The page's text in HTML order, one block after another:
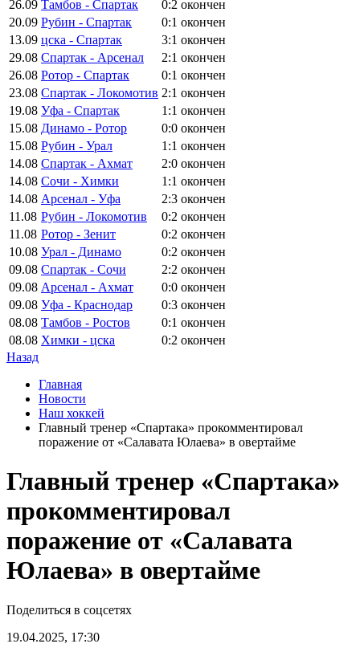
26.09 Тамбов - Спартак 0:2 окончен
20.09 Рубин - Спартак 0:1 окончен
13.09 цска - Спартак 3:1 окончен
29.08 Спартак - Арсенал 2:1 окончен
26.08 Ротор - Спартак 0:1 окончен
23.08 Спартак - Локомотив 2:1 окончен
19.08 Уфа - Спартак 1:1 окончен
15.08 Динамо - Ротор 0:0 окончен
15.08 Рубин - Урал 1:1 окончен
14.08 Спартак - Ахмат 2:0 окончен
14.08 Сочи - Химки 1:1 окончен
14.08 Арсенал - Уфа 2:3 окончен
11.08 Рубин - Локомотив 0:2 окончен
11.08 Ротор - Зенит 0:2 окончен
10.08 Урал - Динамо 0:2 окончен
09.08 Спартак - Сочи 2:2 окончен
09.08 Арсенал - Ахмат 0:0 окончен
09.08 Уфа - Краснодар 0:3 окончен
08.08 Тамбов - Ростов 0:1 окончен
08.08 Химки - цска 0:2 окончен
Назад
Главная
Новости
Наш хоккей
Главный тренер «Спартака» прокомментировал
поражение от «Салавата Юлаева» в овертайме
Главный тренер «Спартака»
прокомментировал
поражение от «Салавата
Юлаева» в овертайме
Поделиться в соцсетях
19.04.2025, 17:30